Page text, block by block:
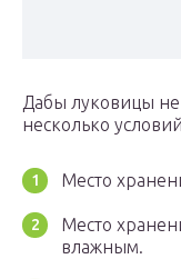
Дабы луковицы не
несколько
Место
Место
влажным.